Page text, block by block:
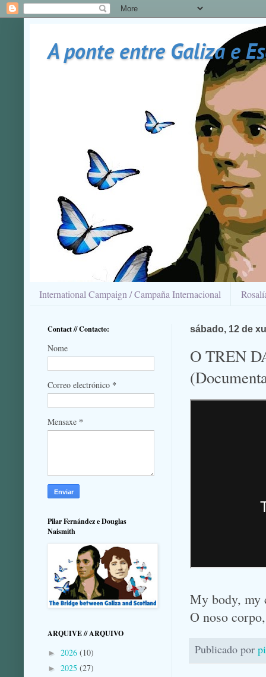
A ponte entre Galiza e
International Campaign / Campaña Internacional
sábado, 12 de
O TREN
My body, my
O noso
Publicado por
Contact // Contacto:
Nome
Correo electrónico *
Mensaxe *
Pilar Fernández e Douglas
Naismith
ARQUIVE // ARQUIVO
► 2026 (10)
► 2025 (27)